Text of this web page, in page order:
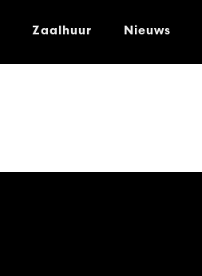
Zaalhuur Nieuws